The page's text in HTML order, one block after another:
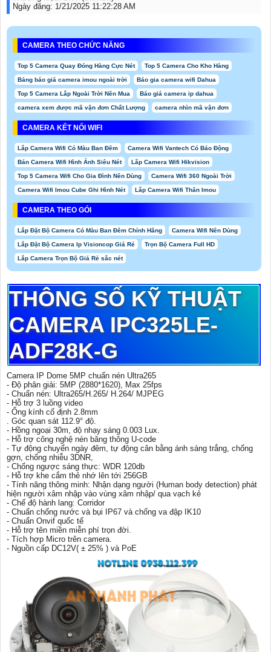
Ngày đăng: 1/21/2025 11:22:28 AM
CAMERA THEO CHỨC NĂNG
Top 5 Camera Quay Đóng Hàng Cực Nét Top 5 Camera Cho Kho Hàng
Bảng báo giá camera imou ngoài trời Báo gia camera wifi Dahua
Top 5 Camera Lắp Ngoài Trời Nên Mua Báo giá camera ip dahua
camera xem được mã vận đơn Chất Lượng camera nhìn mã vận đơn
CAMERA KẾT NỐI WIFI
Lắp Camera Wifi Có Màu Ban Đêm Camera Wifi Vantech Có Báo Động
Bán Camera Wifi Hình Ảnh Siêu Nét Lắp Camera Wifi Hikvision
Top 5 Camera Wifi Cho Gia Đình Nên Dùng Camera Wifi 360 Ngoài Trời
Camera Wifi Imou Cube Ghi Hình Nét Lắp Camera Wifi Thân Imou
CAMERA THEO GÓI
Lắp Đặt Bộ Camera Có Màu Ban Đêm Chính Hãng Camera Wifi Nên Dùng
Lắp Đặt Bộ Camera Ip Visioncop Giá Rẻ Trọn Bộ Camera Full HD
Lắp Camera Trọn Bộ Giá Rẻ sắc nét
THÔNG SỐ KỸ THUẬT
CAMERA IPC325LE-
ADF28K-G
Camera IP Dome 5MP chuẩn nén Ultra265
- Độ phân giải: 5MP (2880*1620), Max 25fps
- Chuẩn nén: Ultra265/H.265/ H.264/ MJPEG
- Hỗ trợ 3 luồng video
- Ống kính cố định 2.8mm
. Góc quan sát 112.9° độ.
- Hồng ngoại 30m, độ nhạy sáng 0.003 Lux.
- Hỗ trợ công nghệ nén băng thông U-code
- Tự động chuyển ngày đêm, tự động cân bằng ánh sáng trắng, chống
gợn, chống nhiễu 3DNR,
- Chống ngược sáng thực: WDR 120db
- Hỗ trợ khe cắm thẻ nhớ lên tới 256GB
- Tính năng thông minh: Nhận dạng người (Human body detection) phát
hiện người xâm nhập vào vùng xâm nhập/ qua vạch kẻ
- Chế độ hành lang: Corridor
- Chuẩn chống nước và bụi IP67 và chống va đập IK10
- Chuẩn Onvif quốc tế
- Hỗ trợ tên miền miễn phí trọn đời.
- Tích hợp Micro trên camera.
- Nguồn cấp DC12V( ± 25% ) và PoE